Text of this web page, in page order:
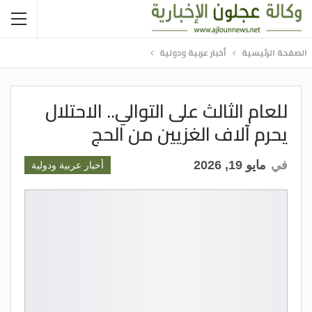
الصفحة الرئيسية أخبار عربية ودولية
للعام الثالث على التوالي.. الاحتلال
يحرم آلاف الغزيين من الحج
أخبار عربية ودولية في مايو 19, 2026